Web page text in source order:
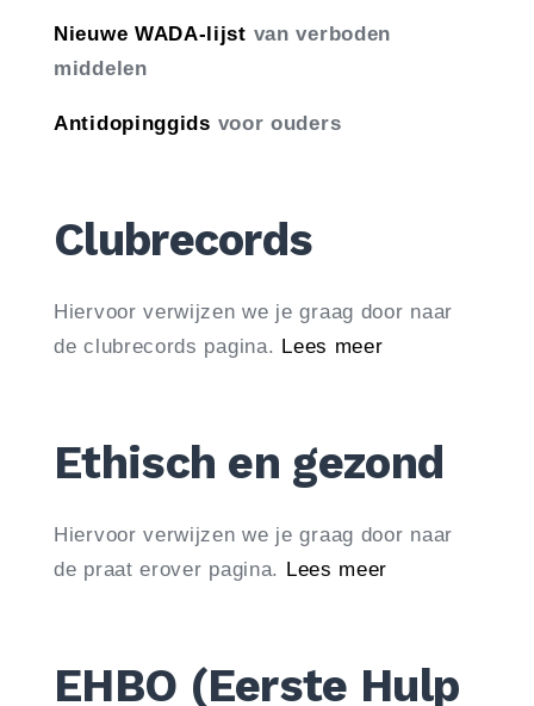
Nieuwe WADA-lijst van verboden
middelen
Antidopinggids voor ouders
Clubrecords
Hiervoor verwijzen we je graag door naar
de clubrecords pagina. Lees meer
Ethisch en gezond
Hiervoor verwijzen we je graag door naar
de praat erover pagina. Lees meer
EHBO (Eerste Hulp